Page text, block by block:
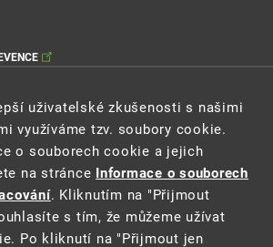
uživatelské zkušenosti s našimi
využíváme tzv. soubory cookie.
o souborech cookie a jejich
na stránce Informace o souborech
. Kliknutím na "Přijmout
s tím, že můžeme užívat
Po kliknutí na "Přijmout jen